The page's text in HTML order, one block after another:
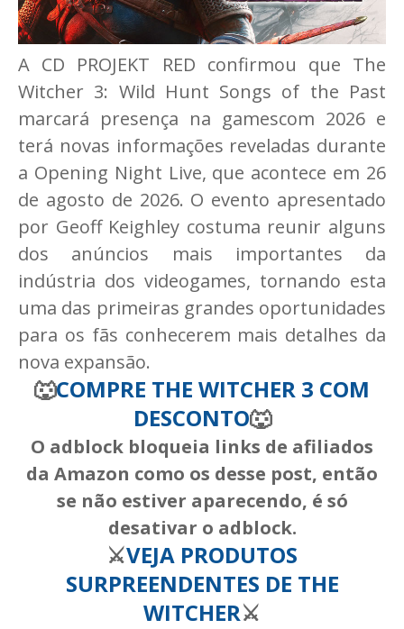
A CD PROJEKT RED confirmou que The
Witcher 3: Wild Hunt Songs of the Past
marcará presença na gamescom 2026 e
terá novas informações reveladas durante
a Opening Night Live, que acontece em 26
de agosto de 2026. O evento apresentado
por Geoff Keighley costuma reunir alguns
dos anúncios mais importantes da
indústria dos videogames, tornando esta
uma das primeiras grandes oportunidades
para os fãs conhecerem mais detalhes da
nova expansão.
🐺COMPRE THE WITCHER 3 COM
DESCONTO🐺
O adblock bloqueia links de afiliados
da Amazon como os desse post, então
se não estiver aparecendo, é só
desativar o adblock.
⚔️VEJA PRODUTOS
SURPREENDENTES DE THE
WITCHER⚔️